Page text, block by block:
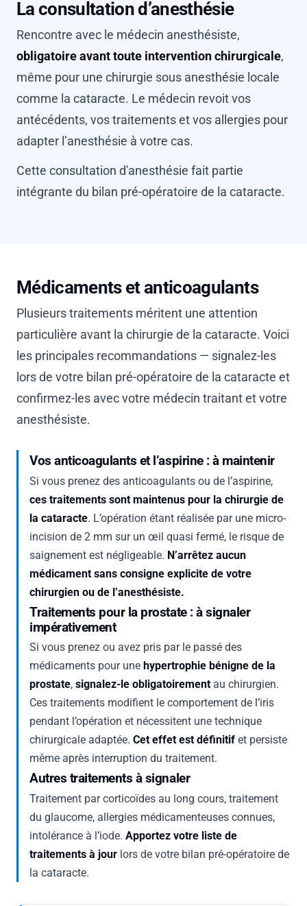
La consultation d’anesthésie
Rencontre avec le médecin anesthésiste,
obligatoire avant toute intervention chirurgicale,
même pour une chirurgie sous anesthésie locale
comme la cataracte. Le médecin revoit vos
antécédents, vos traitements et vos allergies pour
adapter l’anesthésie à votre cas.
Cette consultation d'anesthésie fait partie
intégrante du bilan pré-opératoire de la cataracte.
Médicaments et anticoagulants
Plusieurs traitements méritent une attention
particulière avant la chirurgie de la cataracte. Voici
les principales recommandations — signalez-les
lors de votre bilan pré-opératoire de la cataracte et
confirmez-les avec votre médecin traitant et votre
anesthésiste.
Vos anticoagulants et l’aspirine : à maintenir
Si vous prenez des anticoagulants ou de l’aspirine,
ces traitements sont maintenus pour la chirurgie de
la cataracte. L’opération étant réalisée par une micro-
incision de 2 mm sur un œil quasi fermé, le risque de
saignement est négligeable. N’arrêtez aucun
médicament sans consigne explicite de votre
chirurgien ou de l’anesthésiste.
Traitements pour la prostate : à signaler
impérativement
Si vous prenez ou avez pris par le passé des
médicaments pour une hypertrophie bénigne de la
prostate, signalez-le obligatoirement au chirurgien.
Ces traitements modifient le comportement de l’iris
pendant l’opération et nécessitent une technique
chirurgicale adaptée. Cet effet est définitif et persiste
même après interruption du traitement.
Autres traitements à signaler
Traitement par corticoïdes au long cours, traitement
du glaucome, allergies médicamenteuses connues,
intolérance à l’iode. Apportez votre liste de
traitements à jour lors de votre bilan pré-opératoire de
la cataracte.